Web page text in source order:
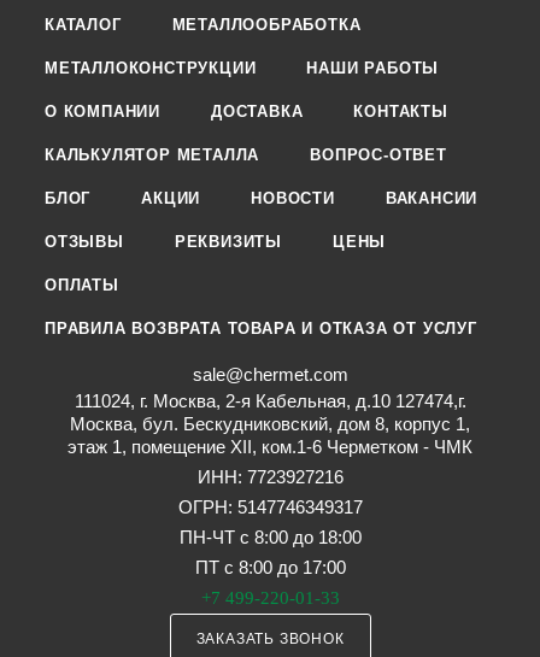
КАТАЛОГ МЕТАЛЛООБРАБОТКА
МЕТАЛЛОКОНСТРУКЦИИ НАШИ РАБОТЫ
О КОМПАНИИ ДОСТАВКА КОНТАКТЫ
КАЛЬКУЛЯТОР МЕТАЛЛА ВОПРОС-ОТВЕТ
БЛОГ АКЦИИ НОВОСТИ ВАКАНСИИ
ОТЗЫВЫ РЕКВИЗИТЫ ЦЕНЫ
ОПЛАТЫ
ПРАВИЛА ВОЗВРАТА ТОВАРА И ОТКАЗА ОТ УСЛУГ
sale@chermet.com
111024, г. Москва, 2-я Кабельная, д.10 127474,г.
Москва, бул. Бескудниковский, дом 8, корпус 1,
этаж 1, помещение XII, ком.1-6 Черметком - ЧМК
ИНН: 7723927216
ОГРН: 5147746349317
ПН-ЧТ с 8:00 до 18:00
ПТ с 8:00 до 17:00
+7 499-220-01-33
ЗАКАЗАТЬ ЗВОНОК